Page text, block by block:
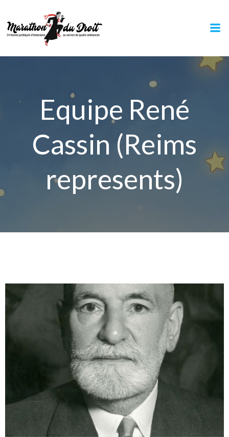
Equipe René
Cassin (Reims
represents)